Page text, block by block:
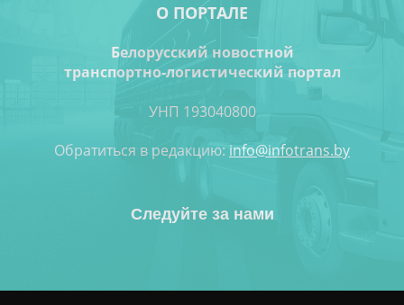
О ПОРТАЛЕ
Белорусский новостной
транспортно-логистический портал
УНП 193040800
Обратиться в редакцию: info@infotrans.bу
Следуйте за нами